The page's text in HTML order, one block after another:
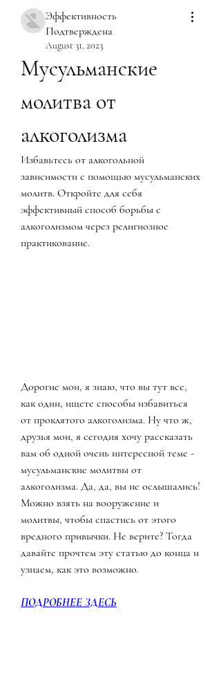
Эффективность
Подтверждена
August 31, 2023
Мусульманские
молитва от
алкоголизма
Избавьтесь от алкогольной
зависимости с помощью мусульманских
молитв. Откройте для себя
эффективный способ борьбы с
алкоголизмом через религиозное
практикование.
Дорогие мои, я знаю, что вы тут все,
как один, ищете способы избавиться
от проклятого алкоголизма. Ну что ж,
друзья мои, я сегодня хочу рассказать
вам об одной очень интересной теме -
мусульманские молитвы от
алкоголизма. Да, да, вы не ослышались!
Можно взять на вооружение и
молитвы, чтобы спастись от этого
вредного привычки. Не верите? Тогда
давайте прочтем эту статью до конца и
узнаем, как это возможно.
ПОДРОБНЕЕ ЗДЕСЬ